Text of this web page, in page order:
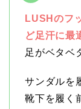
LUSHのフ
ど足汗に最
足がベタベ
サンダルを
靴下を履く